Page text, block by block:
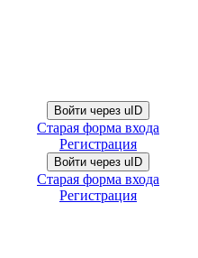
Войти через uID
Старая форма входа
Регистрация
Войти через uID
Старая форма входа
Регистрация